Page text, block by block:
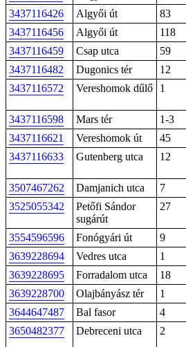
3437116426
Algyői út 83
3437116456
Algyői út 118
3437116459
Csap utca 59
3437116482
Dugonics tér 12
3437116572
Vereshomok dűlő 1
3437116598 Mars tér 1-3
3437116621
Vereshomok út 45
3437116633
Gutenberg utca 12
3507467262 Damjanich utca 7
3525055342
Petőfi Sándor
sugárút
27
3554596596 Fonógyári út 9
3639228694
Vedres utca 1
3639228695
Forradalom utca 18
3639228700
Olajbányász tér 1
3644647487
Bal fasor 4
3650482377
Debreceni utca 2